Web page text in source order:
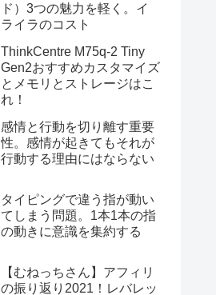
ド）3つの魅力を軽く。イ
ライラのコスト
ThinkCentre M75q-2 Tiny
Gen2おすすめカスタマイズ
とメモリとストレージはこ
れ！
感情と行動を切り離す重要
性。感情が起きてもそれが
行動する理由にはならない
タイピングで違う指が動い
てしまう問題。1本1本の指
の動きに意識を集約する
【むねっちさん】アフィリ
の振り返り2021！レバレッ